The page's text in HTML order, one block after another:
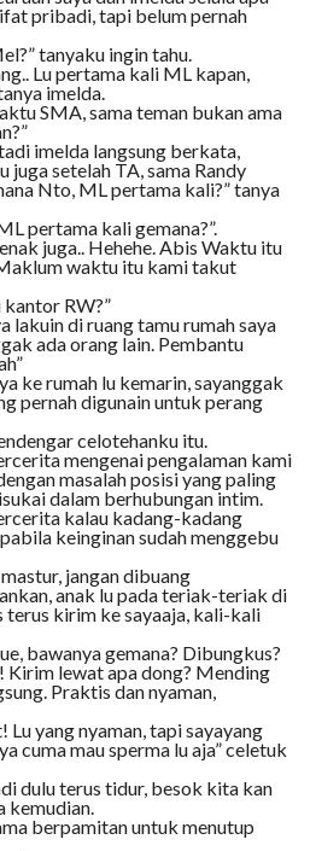
pribadi, tapi belum pernah
tanyaku ingin tahu.
Lu pertama kali ML kapan,
imelda.
SMA, sama teman bukan ama
imelda langsung berkata,
juga setelah TA, sama Randy
Nto, ML pertama kali?” tanya
pertama kali gemana?”.
juga.. Hehehe. Abis Waktu itu
waktu itu kami takut
kantor RW?”
lakuin di ruang tamu rumah saya
ada orang lain. Pembantu
ke rumah lu kemarin, sayanggak
pernah digunain untuk perang
celotehanku itu.
mengenai pengalaman kami
masalah posisi yang paling
dalam berhubungan intim.
kalau kadang-kadang
keinginan sudah menggebu
jangan dibuang
anak lu pada teriak-teriak di
kirim ke sayaaja, kali-kali
bawanya gemana? Dibungkus?
Kirim lewat apa dong? Mending
Praktis dan nyaman,
Lu yang nyaman, tapi sayayang
cuma mau sperma lu aja” celetuk
dulu terus tidur, besok kita kan
kemudian.
berpamitan untuk menutup